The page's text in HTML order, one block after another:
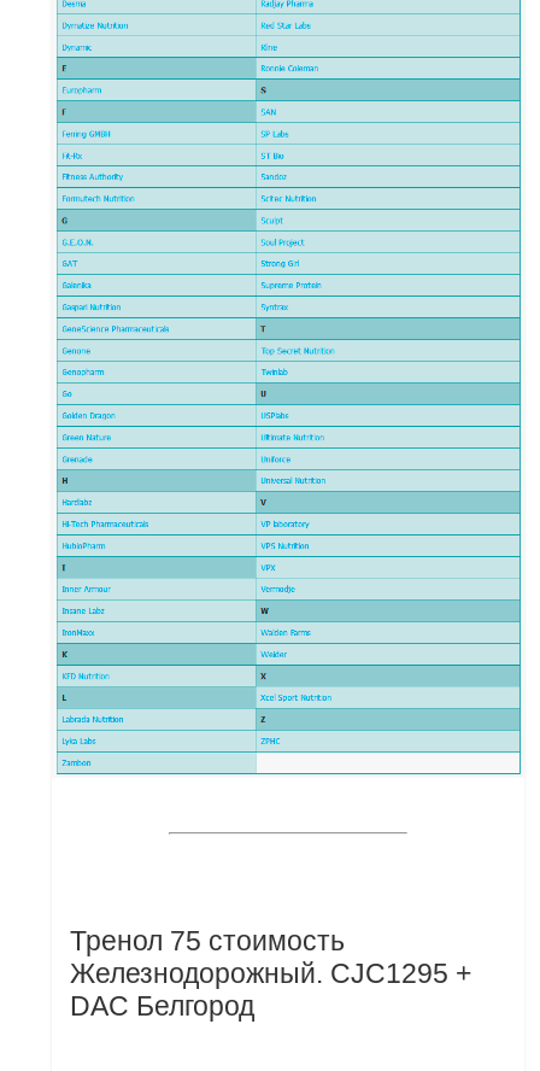
Тренол 75 стоимость
Железнодорожный. CJC1295 +
DAC Белгород